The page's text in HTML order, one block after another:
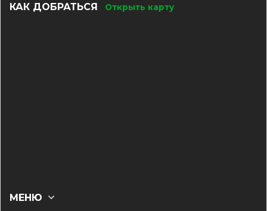
КАК ДОБРАТЬСЯ Открыть карту
МЕНЮ